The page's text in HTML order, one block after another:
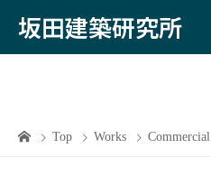
坂田建築研究所
Top Works Commercial